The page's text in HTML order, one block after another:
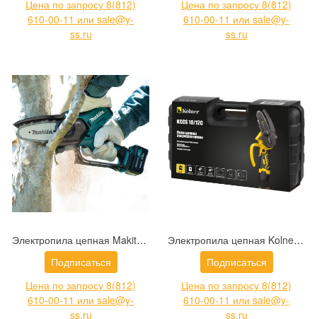
Цена по запросу 8(812)
610-00-11 или sale@y-
ss.ru
Цена по запросу 8(812)
610-00-11 или sale@y-
ss.ru
Электропила цепная Makita UC100DZ
Подписаться
Цена по запросу 8(812)
610-00-11 или sale@y-
ss.ru
Электропила цепная Kolner KCCS 10/12C (8060100013)
Подписаться
Цена по запросу 8(812)
610-00-11 или sale@y-
ss.ru